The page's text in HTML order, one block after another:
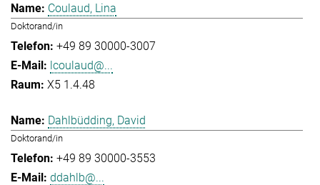
Coulaud, Lina
Doktorand/in
+49 89 30000-3007
lcoulaud@...
X5 1.4.48
Dahlbüdding, David
Doktorand/in
+49 89 30000-3553
ddahlb@...